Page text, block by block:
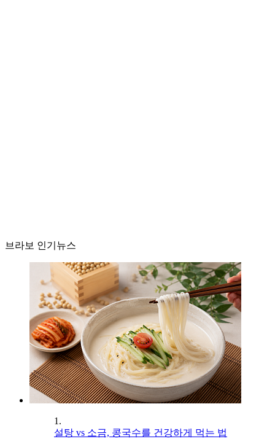
브라보 인기뉴스
1.
설탕 vs 소금, 콩국수를 건강하게 먹는 법